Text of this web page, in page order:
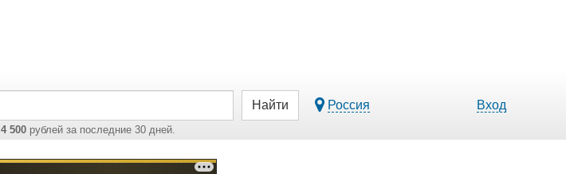
4 500рублей за последние 30 дней.
Найти Россия Вход